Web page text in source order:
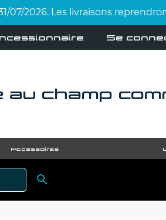
2026. Les livraisons
Se
champ
Accessoires
RECHERCHER